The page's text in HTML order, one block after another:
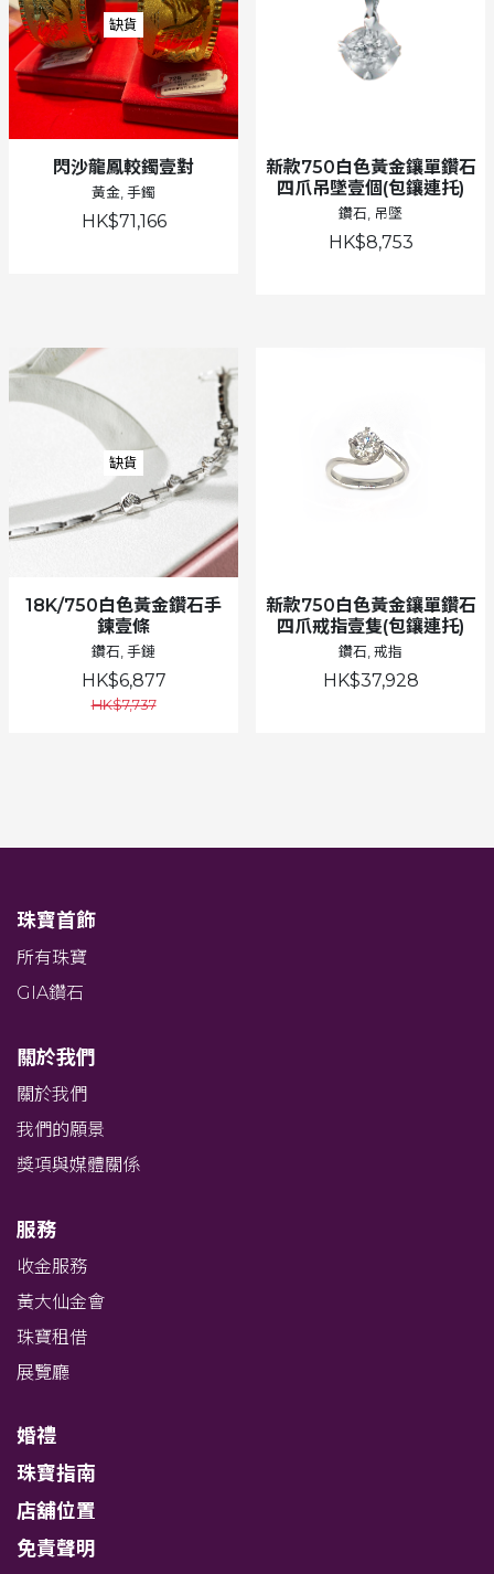
缺貨
閃沙龍鳳較鐲壹對
黃金, 手鐲
HK$71,166
新款750白色黃金鑲單鑽石
四爪吊墜壹個(包鑲連托)
鑽石, 吊墜
HK$8,753
缺貨
18K/750白色黃金鑽石手
鍊壹條
鑽石, 手鏈
HK$6,877
HK$7,737
新款750白色黃金鑲單鑽石
四爪戒指壹隻(包鑲連托)
鑽石, 戒指
HK$37,928
珠寶首飾
所有珠寶
GIA鑽石
關於我們
關於我們
我們的願景
獎項與媒體關係
服務
收金服務
黃大仙金會
珠寶租借
展覽廳
婚禮
珠寶指南
店舖位置
免責聲明